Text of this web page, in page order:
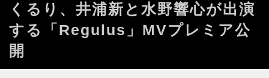
くるり、井浦新と水野響心が出演
する「Regulus」MVプレミア公
開